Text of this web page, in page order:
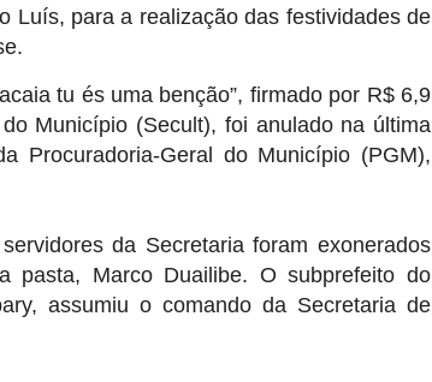
Luís, para a realização das festividades de
tu és uma benção”, firmado por R$ 6,9
Município (Secult), foi anulado na última
Procuradoria-Geral do Município (PGM),
da Secretaria foram exonerados
pasta, Marco Duailibe. O subprefeito do
assumiu o comando da Secretaria de